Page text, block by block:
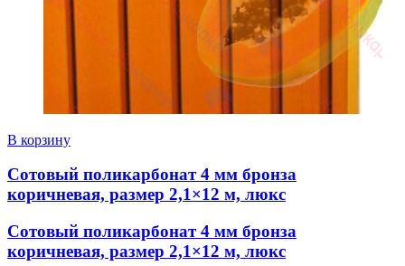
В корзину
Сотовый поликарбонат 4 мм бронза
коричневая, размер 2,1×12 м, люкс
Сотовый поликарбонат 4 мм бронза
коричневая, размер 2,1×12 м, люкс